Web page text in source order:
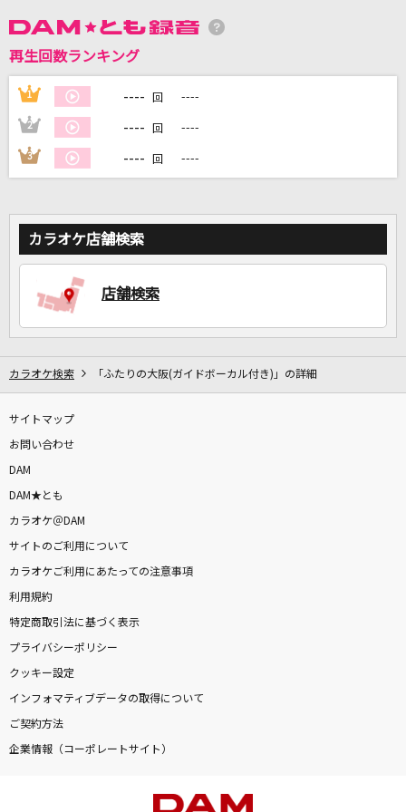
DAMに会員登録・ログインして
自宅でカラオケ歌い放題！
再生回数ランキング
1 ---- 回 ----
2 ---- 回 ----
3 ---- 回 ----
カラオケ店舗検索
店舗検索
カラオケ検索 「ふたりの大阪(ガイドボーカル付き)」の詳細
サイトマップ
お問い合わせ
DAM
DAM★とも
カラオケ＠DAM
サイトのご利用について
カラオケご利用にあたっての注意事項
利用規約
特定商取引法に基づく表示
プライバシーポリシー
クッキー設定
インフォマティブデータの取得について
ご契約方法
企業情報（コーポレートサイト）